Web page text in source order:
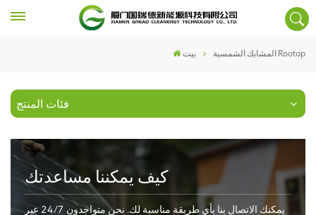
بيت المشابك الشمسية Rootop
فئات المنتج
كيف يمكننا مساعدتك
يمكنك الاتصال بنا بأي طريقة مناسبة لك. نحن متواجدون 24/7 عبر